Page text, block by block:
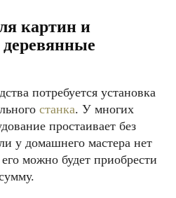
картин и
потребуется установка
станка. У многих
простаивает без
у домашнего мастера нет
можно будет приобрести